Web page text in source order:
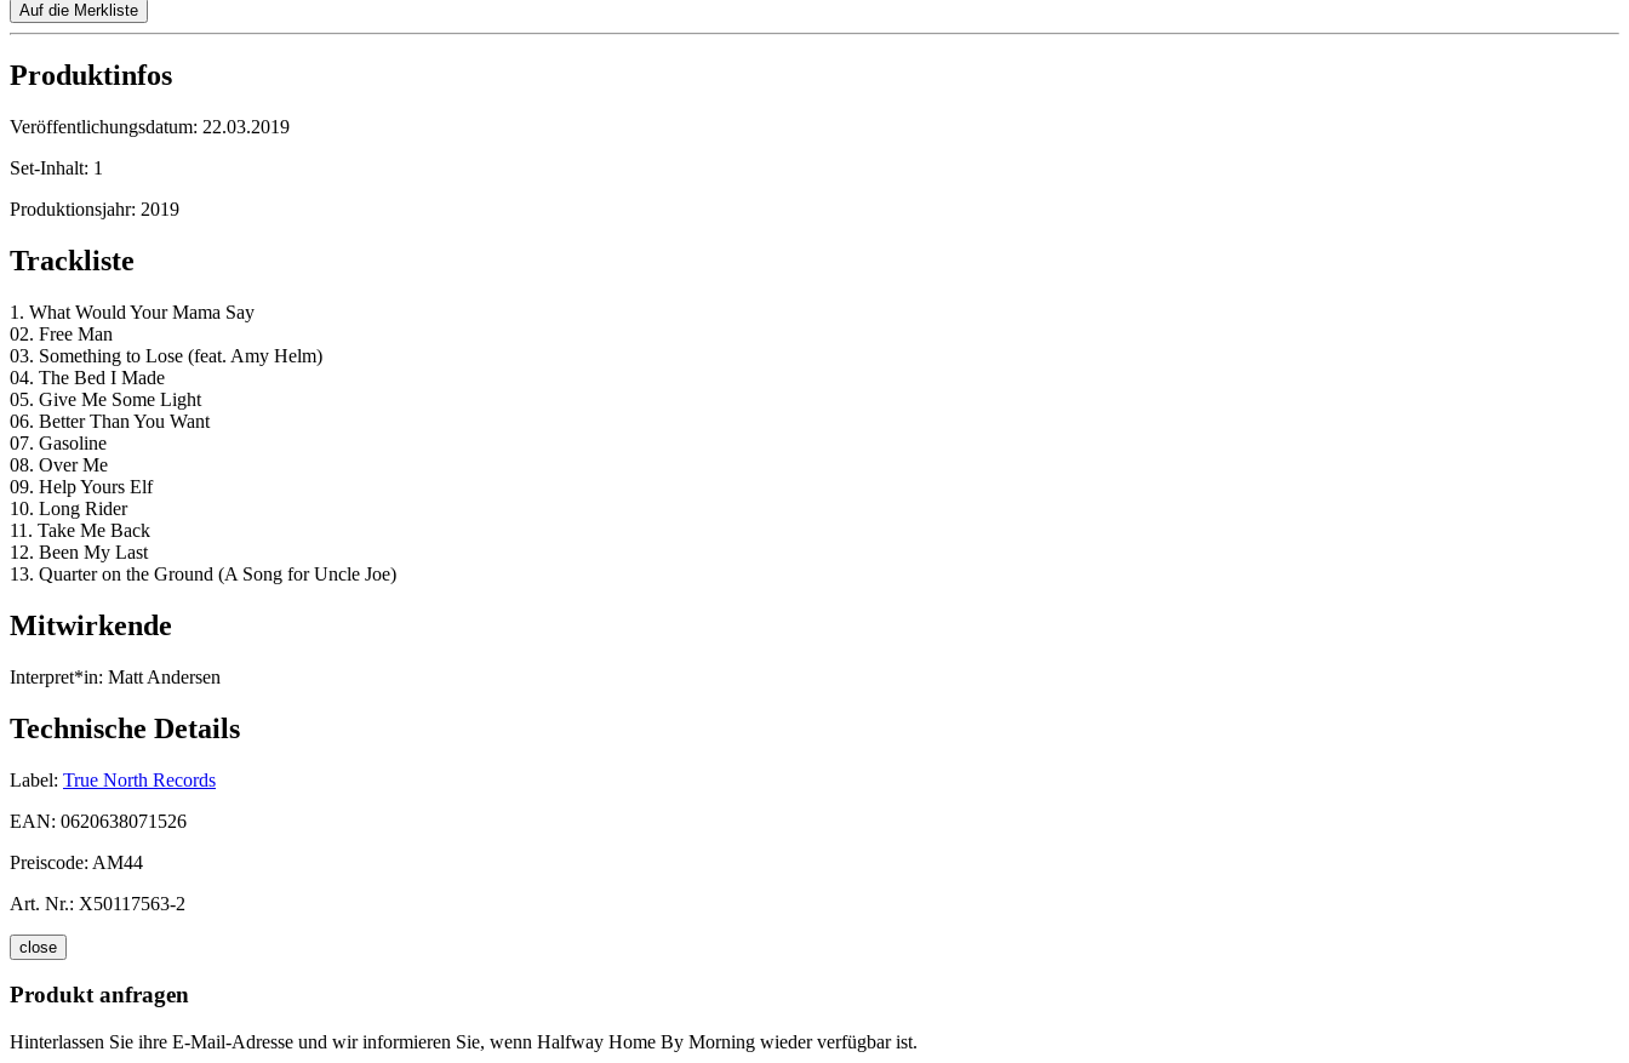
Auf die Merkliste
Produktinfos
Veröffentlichungsdatum: 22.03.2019
Set-Inhalt: 1
Produktionsjahr: 2019
Trackliste
1. What Would Your Mama Say
02. Free Man
03. Something to Lose (feat. Amy Helm)
04. The Bed I Made
05. Give Me Some Light
06. Better Than You Want
07. Gasoline
08. Over Me
09. Help Yours Elf
10. Long Rider
11. Take Me Back
12. Been My Last
13. Quarter on the Ground (A Song for Uncle Joe)
Mitwirkende
Interpret*in: Matt Andersen
Technische Details
Label: True North Records
EAN: 0620638071526
Preiscode: AM44
Art. Nr.: X50117563-2
close
Produkt anfragen
Hinterlassen Sie ihre E-Mail-Adresse und wir informieren Sie, wenn Halfway Home By Morning wieder verfügbar ist.